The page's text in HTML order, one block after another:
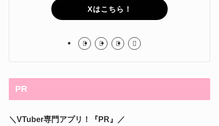
Xはこちら！
PR
＼VTuber専門アプリ！『PR』／